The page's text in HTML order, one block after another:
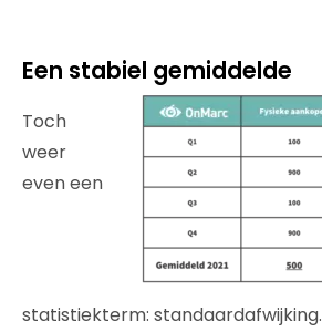
Een stabiel gemiddelde
Toch
weer
even een
statistiekterm: standaardafwijking.